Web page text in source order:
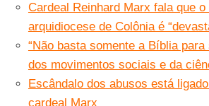
Cardeal Reinhard Marx fala que
arquidiocese de Colônia é
“Não basta somente a Bíblia
dos movimentos sociais e da
Escândalo dos abusos está
cardeal Marx